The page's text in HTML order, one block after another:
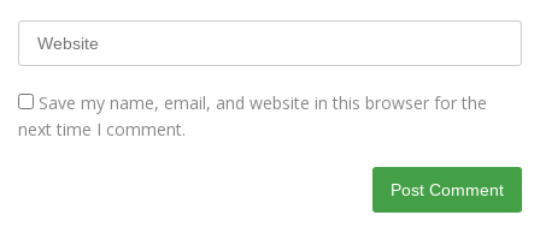
Save my name, email, and website in this browser for the
next time I comment.